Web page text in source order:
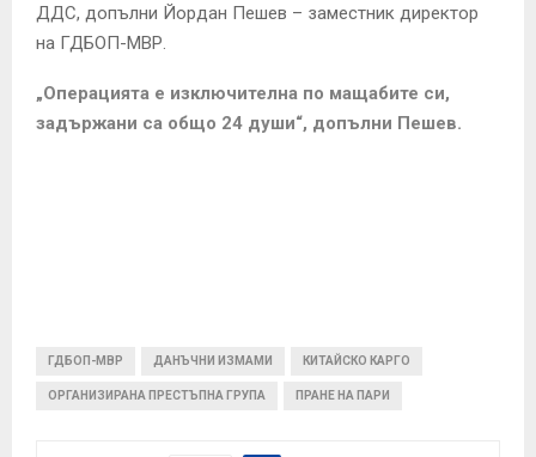
ДДС, допълни Йордан Пешев – заместник директор
на ГДБОП-МВР.
„Операцията е изключителна по мащабите си,
задържани са общо 24 души“, допълни Пешев.
ГДБОП-МВР ДАНЪЧНИ ИЗМАМИ КИТАЙСКО КАРГО
ОРГАНИЗИРАНА ПРЕСТЪПНА ГРУПА ПРАНЕ НА ПАРИ